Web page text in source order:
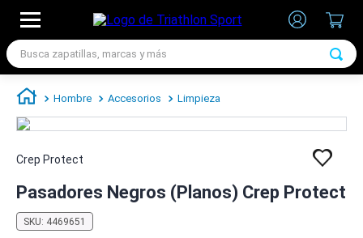
Busca zapatillas, marcas y más
Hombre Accesorios Limpieza
Crep Protect
Pasadores Negros (Planos) Crep Protect
SKU: 4469651
3.
zapatillas adidas hombre
4.
zapatillas adidas mujer
5.
chimpunes